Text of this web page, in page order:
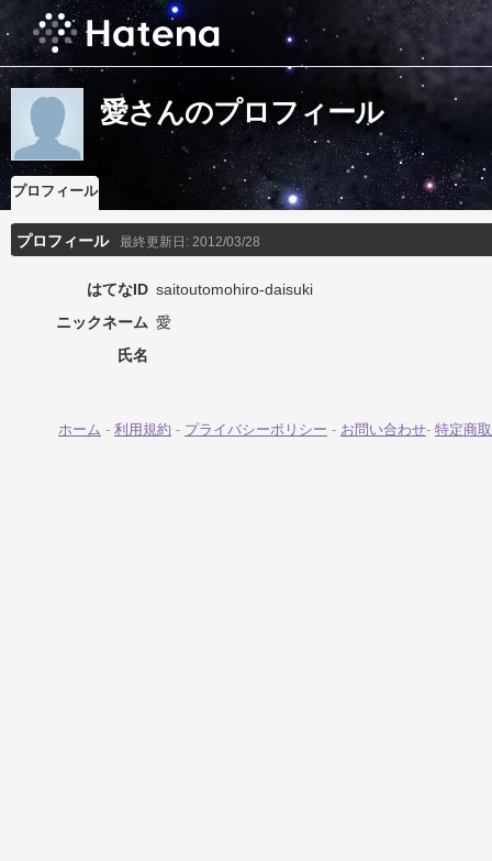
愛さんのプロフィール
プロフィール
プロフィール 最終更新日: 2012/03/28
はてなID saitoutomohiro-daisuki
ニックネーム 愛
氏名
ホーム - 利用規約 - プライバシーポリシー - お問い合わせ- 特定商